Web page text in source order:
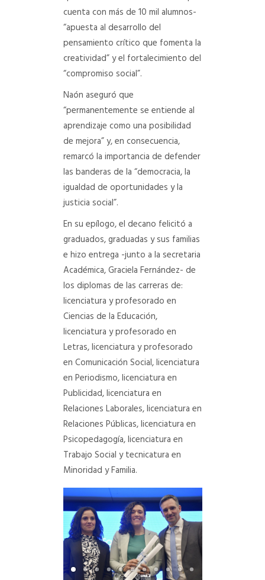
cuenta con más de 10 mil alumnos-
“apuesta al desarrollo del
pensamiento crítico que fomenta la
creatividad” y el fortalecimiento del
“compromiso social”.
Naón aseguró que
“permanentemente se entiende al
aprendizaje como una posibilidad
de mejora” y, en consecuencia,
remarcó la importancia de defender
las banderas de la “democracia, la
igualdad de oportunidades y la
justicia social”.
En su epílogo, el decano felicitó a
graduados, graduadas y sus familias
e hizo entrega -junto a la secretaria
Académica, Graciela Fernández- de
los diplomas de las carreras de:
licenciatura y profesorado en
Ciencias de la Educación,
licenciatura y profesorado en
Letras, licenciatura y profesorado
en Comunicación Social, licenciatura
en Periodismo, licenciatura en
Publicidad, licenciatura en
Relaciones Laborales, licenciatura en
Relaciones Públicas, licenciatura en
Psicopedagogía, licenciatura en
Trabajo Social y tecnicatura en
Minoridad y Familia.